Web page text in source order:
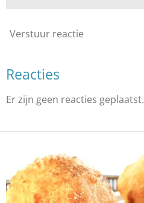
Verstuur reactie
Reacties
Er zijn geen reacties geplaatst.